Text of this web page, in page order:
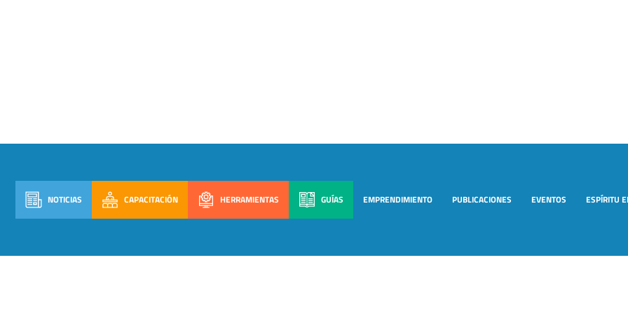
NOTICIAS CAPACITACIÓN HERRAMIENTAS GUÍAS EMPRENDIMIENTO PUBLICACIONES EVENTOS ESPÍRITU